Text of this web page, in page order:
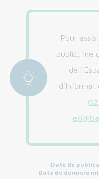
Pour
public,
de
Date de
Date de dernière